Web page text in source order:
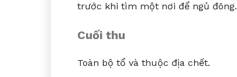
trước khi tìm một nơi để ngủ đông.
Cuối thu
Toàn bộ tổ và thuộc địa chết.